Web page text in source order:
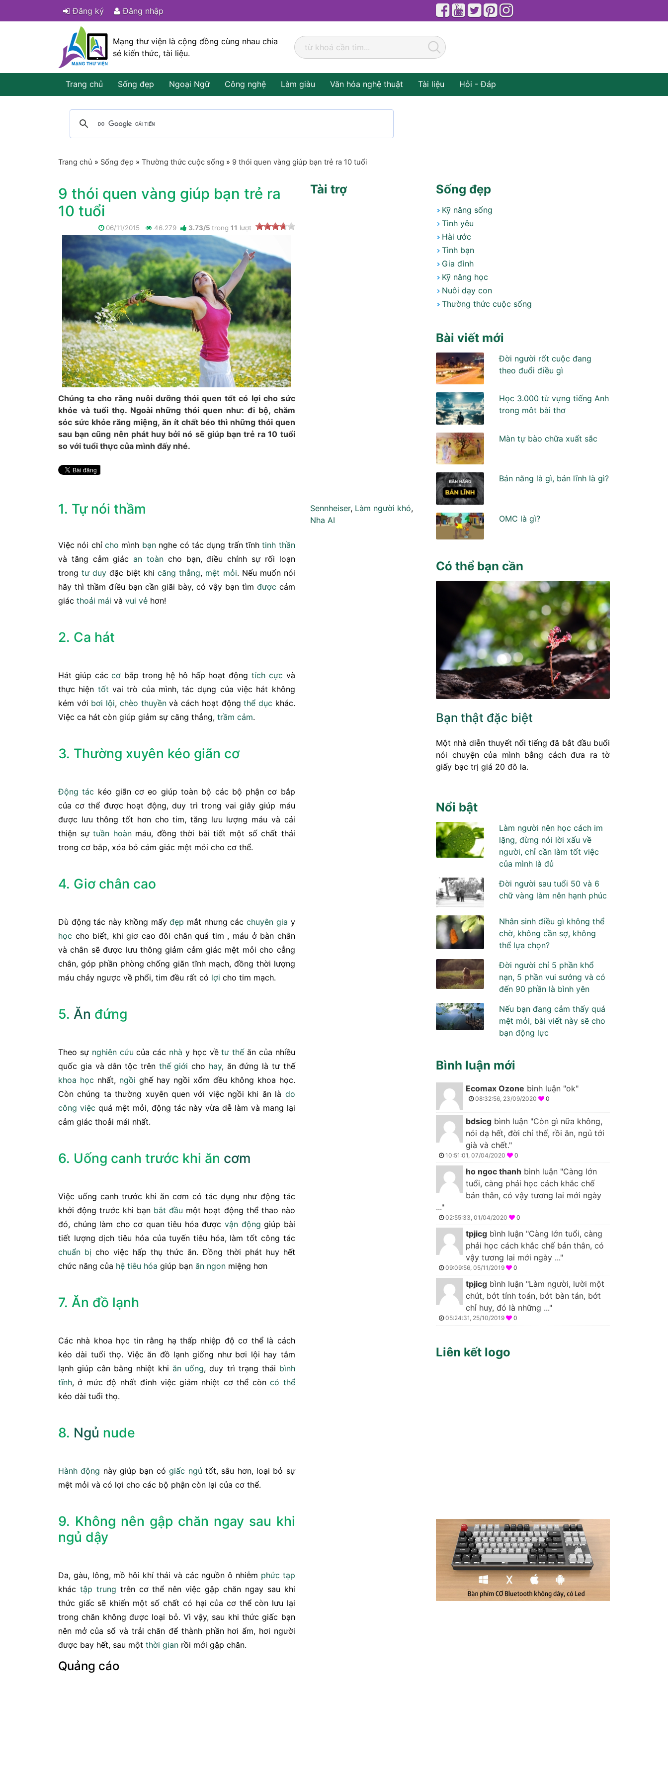
Đăng ký Đăng nhập
Mạng thư viện là cộng đồng cùng nhau chia
sẻ kiến thức, tài liệu.
Trang chủ Sống đẹp Ngoại Ngữ Công nghệ Làm giàu Văn hóa nghệ thuật Tài liệu Hỏi - Đáp
Trang chủ » Sống đẹp » Thường thức cuộc sống » 9 thói quen vàng giúp bạn trẻ ra 10 tuổi
9 thói quen vàng giúp bạn trẻ ra
10 tuổi
06/11/2015 46.279 3.73/5 trong 11 lượt
Chúng ta cho rằng nuôi dưỡng thói quen tốt có lợi cho sức
khỏe và tuổi thọ. Ngoài những thói quen như: đi bộ, chăm
sóc sức khỏe răng miệng, ăn ít chất béo thì những thói quen
sau bạn cũng nên phát huy bởi nó sẽ giúp bạn trẻ ra 10 tuổi
so với tuổi thực của mình đấy nhé.
1. Tự nói thầm
Việc nói chỉcho mình bạnnghe có tác dụng trấn tĩnhtinh thần
và tăng cảm giácan toàn cho bạn, điều chính sự rối loạn
trongtư duy đặc biệt khicăng thẳng, mệt mỏi. Nếu muốn nói
hãy thì thầm điều bạn cần giãi bày, có vậy bạn tìm được cảm
giác thoải mái và vui vẻ hơn!
2. Ca hát
Hát giúp cáccơ bắp trong hệ hô hấp hoạt độngtích cực và
thực hiện tốt vai trò của mình, tác dụng của việc hát không
kém với bơi lội, chèo thuyềnvà cách hoạt độngthể dục khác.
Việc ca hát còn giúp giảm sự căng thẳng, trầm cảm.
3. Thường xuyên kéo giãn cơ
Động tác kéo giãn cơ eo giúp toàn bộ các bộ phận cơ bắp
của cơ thể được hoạt động, duy trì trong vai giây giúp máu
được lưu thông tốt hơn cho tim, tăng lưu lượng máu và cải
thiện sựtuần hoànmáu, đồng thời bài tiết một số chất thải
trong cơ bắp, xóa bỏ cảm giác mệt mỏi cho cơ thể.
4. Giơ chân cao
Dù động tác này khồng mấyđẹp mắt nhưng cácchuyên gia y
học cho biết, khi giơ cao đôi chân quá tim , máu ở bàn chân
và chân sẽ được lưu thông giảm cảm giác mệt mỏi cho cẳng
chân, góp phần phòng chống giãn tĩnh mạch, đồng thời lượng
máu chảy ngược về phổi, tim đều rất có lợi cho tim mạch.
5. Ăn đứng
Theo sự nghiên cứu của các nhà y học vềtư thếăn của nhiều
quốc gia và dân tộc trên thế giới cho hay, ăn đứng là tư thế
khoa học nhất, ngồi ghế hay ngồi xổm đều không khoa học.
Còn chúng ta thường xuyên quen với việc ngồi khi ăn là do
công việc quá mệt mỏi, động tác này vừa dễ làm và mang lại
cảm giác thoải mái nhất.
6. Uống canh trước khi ăn cơm
Việc uống canh trước khi ăn cơm có tác dụng như động tác
khởi động trước khi bạn bắt đầu một hoạt động thể thao nào
đó, chúng làm cho cơ quan tiêu hóa được vận động giúp bài
tiết lượng dịch tiêu hóa của tuyến tiêu hóa, làm tốt công tác
chuẩn bị cho việc hấp thụ thức ăn. Đồng thời phát huy hết
chức năng của hệ tiêu hóa giúp bạn ăn ngon miệng hơn
7. Ăn đồ lạnh
Các nhà khoa học tin rằng hạ thấp nhiệp độ cơ thể là cách
kéo dài tuổi thọ. Việc ăn đồ lạnh giống như bơi lội hay tắm
lạnh giúp cân bằng nhiệt khiăn uống, duy trì trạng thái bình
tĩnh, ở mức độ nhất đinh việc giảm nhiệt cơ thể còncó thể
kéo dài tuổi thọ.
8. Ngủ nude
Hành động này giúp bạn cógiấc ngủ tốt, sâu hơn, loại bỏ sự
mệt mỏi và có lợi cho các bộ phận còn lại của cơ thể.
9. Không nên gập chăn ngay sau khi
ngủ dậy
Da, gàu, lông, mồ hôi khí thải và các nguồn ô nhiễm phức tạp
khác tập trung trên cơ thể nên việc gập chăn ngay sau khi
thức giấc sẽ khiến một số chất có hại của cơ thể còn lưu lại
trong chăn không được loại bỏ. Vì vậy, sau khi thức giấc bạn
nên mở của sổ và trải chăn để thành phần hơi ẩm, hơi người
được bay hết, sau một thời gian rồi mới gập chăn.
Quảng cáo
Tài trợ
Sennheiser, Làm người khó,
Nha AI
Sống đẹp
Kỹ năng sống
Tình yêu
Hài ước
Tình bạn
Gia đình
Kỹ năng học
Nuôi dạy con
Thường thức cuộc sống
Bài viết mới
Đời người rốt cuộc đang
theo đuổi điều gì
Học 3.000 từ vựng tiếng Anh
trong môt bài thơ
Màn tự bào chữa xuất sắc
Bản năng là gì, bản lĩnh là gì?
OMC là gì?
Có thể bạn cần
Bạn thật đặc biệt
Một nhà diễn thuyết nổi tiếng đã bắt đầu buổi
nói chuyện của mình bằng cách đưa ra tờ
giấy bạc trị giá 20 đô la.
Nổi bật
Làm người nên học cách im
lặng, đừng nói lời xấu về
người, chỉ cần làm tốt việc
của mình là đủ
Đời người sau tuổi 50 và 6
chữ vàng làm nên hạnh phúc
Nhân sinh điều gì không thể
chờ, không cần sợ, không
thể lựa chọn?
Đời người chỉ 5 phần khổ
nạn, 5 phần vui sướng và có
đến 90 phần là bình yên
Nếu bạn đang cảm thấy quá
mệt mỏi, bài viết này sẽ cho
bạn động lực
Bình luận mới
Ecomax Ozone bình luận "ok"
08:32:56, 23/09/2020 0
bdsicg bình luận "Còn gì nữa không,
nói dạ hết, đời chỉ thế, rồi ăn, ngủ tới
già và chết."
10:51:01, 07/04/2020 0
ho ngoc thanh bình luận "Càng lớn
tuổi, càng phải học cách khắc chế
bản thân, có vậy tương lai mới ngày
..."
02:55:33, 01/04/2020 0
tpjicg bình luận "Càng lớn tuổi, càng
phải học cách khắc chế bản thân, có
vậy tương lai mới ngày ..."
09:09:56, 05/11/2019 0
tpjicg bình luận "Làm người, lười một
chút, bớt tính toán, bớt bàn tán, bớt
chỉ huy, đó là những ..."
05:24:31, 25/10/2019 0
Liên kết logo